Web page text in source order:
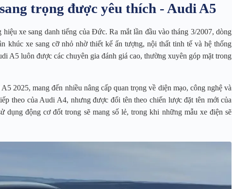
trọng được yêu thích - Audi A5
xe sang danh tiếng của Đức. Ra mắt lần đầu vào tháng 3/2007, dòng
khúc xe sang cỡ nhỏ nhờ thiết kế ấn tượng, nội thất tinh tế và hệ thống
A5 luôn được các chuyên gia đánh giá cao, thường xuyên góp mặt trong
2025, mang đến nhiều nâng cấp quan trọng về diện mạo, công nghệ và
theo của Audi A4, nhưng được đổi tên theo chiến lược đặt tên mới của
động cơ đốt trong sẽ mang số lẻ, trong khi những mẫu xe điện sẽ